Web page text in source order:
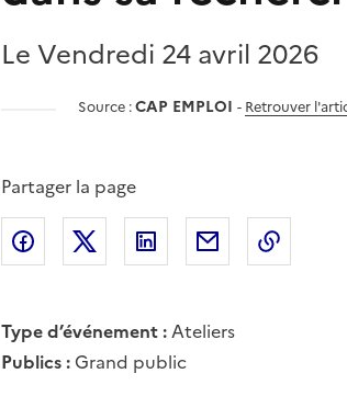
Le Vendredi 24 avril 2026
Source :CAP EMPLOI - Retrouver
Partager la page
Partager l'article surFacebook
Partager l'article sur X
Partager l'article sur
Partager
Type d’événement :Ateliers
Publics :Grand public